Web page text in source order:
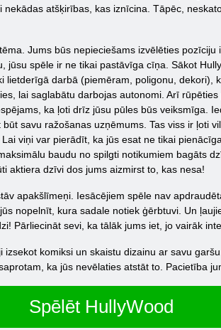
atšķirības, kas iznīcina. Tāpēc,
Jums būs nepieciešams izvēlēties
spēle ir ne tikai pastāvīga cīņa. Sākot
darbā (piemēram, poligonu,
lai saglabātu darbojas autonomi. Arī
ka ļoti drīz jūsu pūles būs veiksmīga.
savu ražošanas uzņēmums. Tas viss ir ļoti
viņi var pierādīt, ka jūs esat ne tikai
baudu no spilgti notikumiem bagāts
aktiera dzīvi dos jums aizmirst to, kas nesa!
apakšlīmeņi. Iesācējiem spēle nav
nopelnīt, kura sadale notiek ģērbtuvi. Un
Pārliecināt sevi, ka tālāk jums iet, jo vairāk
komiksi un skaistu dizainu ar savu
ka jūs nevēlaties atstāt to. Pacietība
Spēlēt HullyWood